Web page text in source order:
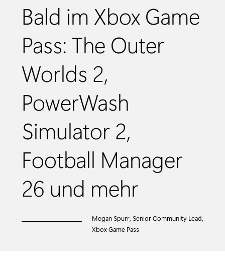
Bald im Xbox Game
Pass: The Outer
Worlds 2,
PowerWash
Simulator 2,
Football Manager
26 und mehr
Megan Spurr, Senior Community Lead,
Xbox Game Pass